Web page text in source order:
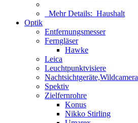
Mehr Details: Haushalt
Optik
Entfernungsmesser
Ferngläser
Hawke
Leica
Leuchtpunktvisiere
Nachtsichtgeräte,Wildcamera
Spektiv
Zielfernrohre
Konus
Nikko Stirling